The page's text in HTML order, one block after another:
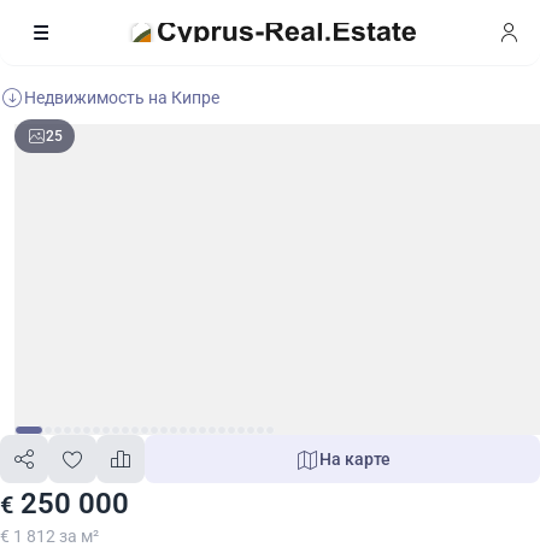
Недвижимость на Кипре
25
€ 250 000
€ 1 812 за м²
На карте